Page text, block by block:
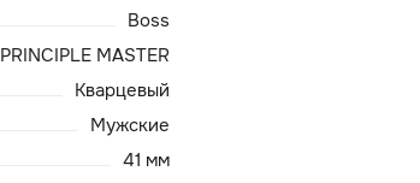
Boss
PRINCIPLE MASTER
Кварцевый
Мужские
41 мм
Главная
Доставка и оплата